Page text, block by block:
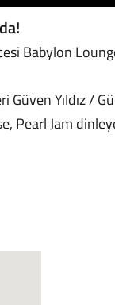
Babylon
Güven Yıldız
Pearl Jam